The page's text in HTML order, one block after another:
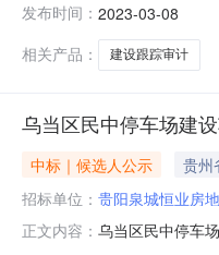
州医科大学附属
询有限公司发布
发布时间： 2023-03-08
相关产品：
建设跟踪审计
乌当区民中停车场建
中标｜候选人公示
贵州
招标单位： 贵阳泉城恒业房
正文内容： 乌当区民中停车